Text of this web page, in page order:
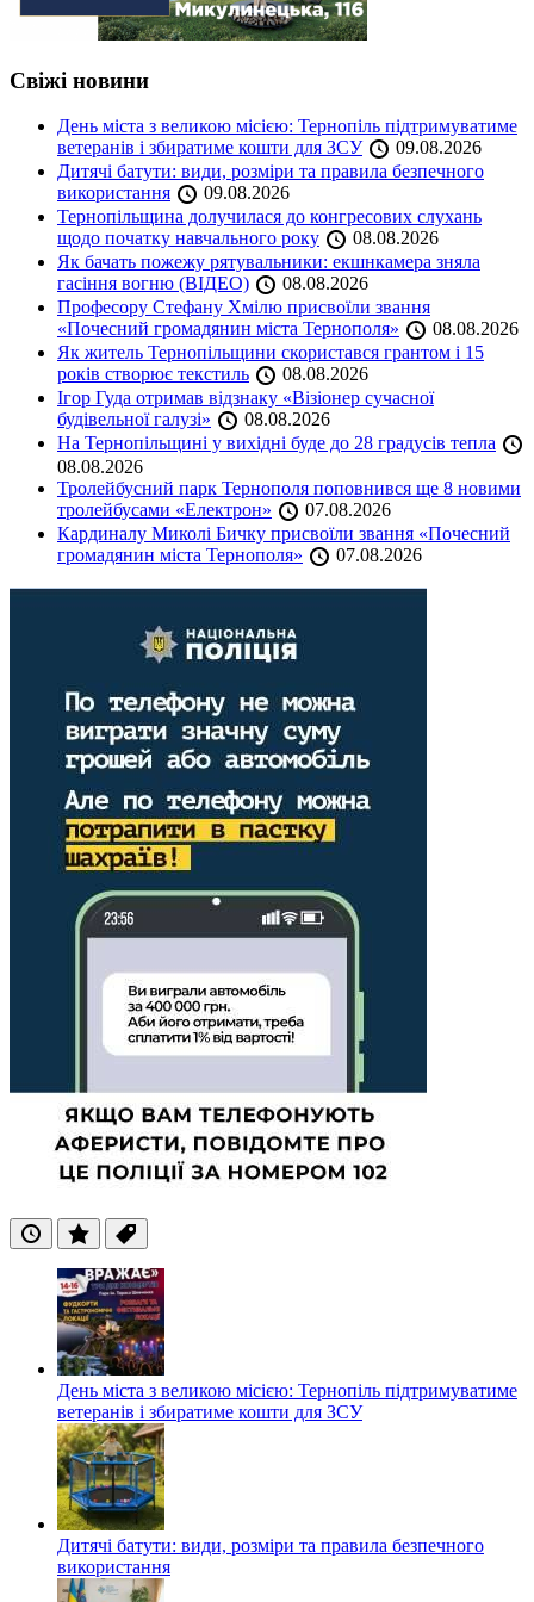
Свіжі новини
День міста з великою місією: Тернопіль підтримуватиме
ветеранів і збиратиме кошти для ЗСУ
09.08.2026
Дитячі батути: види, розміри та правила безпечного
використання
09.08.2026
Тернопільщина долучилася до конгресових слухань
щодо початку навчального року
08.08.2026
Як бачать пожежу рятувальники: екшнкамера зняла
гасіння вогню (ВІДЕО)
08.08.2026
Професору Стефану Хмілю присвоїли звання
«Почесний громадянин міста Тернополя»
08.08.2026
Як житель Тернопільщини скористався грантом і 15
років створює текстиль
08.08.2026
Ігор Гуда отримав відзнаку «Візіонер сучасної
будівельної галузі»
08.08.2026
На Тернопільщині у вихідні буде до 28 градусів тепла
08.08.2026
Тролейбусний парк Тернополя поповнився ще 8 новими
тролейбусами «Електрон»
07.08.2026
Кардиналу Миколі Бичку присвоїли звання «Почесний
громадянин міста Тернополя»
07.08.2026
ОстанніПопулярні
Теги
День міста з великою місією: Тернопіль підтримуватиме
ветеранів і збиратиме кошти для ЗСУ
Дитячі батути: види, розміри та правила безпечного
використання